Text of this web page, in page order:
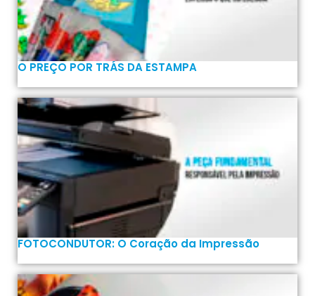
O PREÇO POR TRÁS DA ESTAMPA
FOTOCONDUTOR: O Coração da Impressão